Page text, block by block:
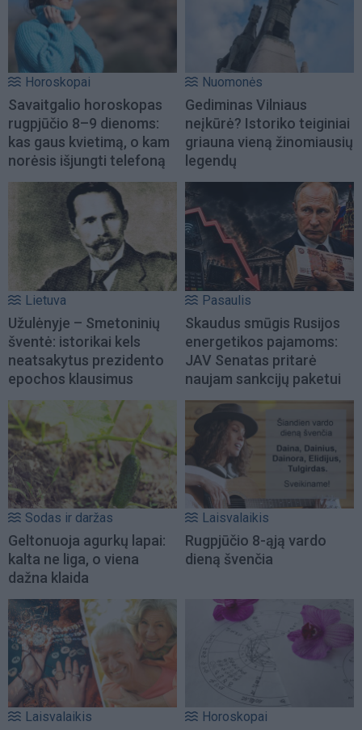
Horoskopai
Savaitgalio horoskopas
rugpjūčio 8–9 dienoms:
kas gaus kvietimą, o kam
norėsis išjungti telefoną
Nuomonės
Gediminas Vilniaus
neįkūrė? Istoriko teiginiai
griauna vieną žinomiausių
legendų
Lietuva
Užulėnyje – Smetoninių
šventė: istorikai kels
neatsakytus prezidento
epochos klausimus
Pasaulis
Skaudus smūgis Rusijos
energetikos pajamoms:
JAV Senatas pritarė
naujam sankcijų paketui
Sodas ir daržas
Geltonuoja agurkų lapai:
kalta ne liga, o viena
dažna klaida
Laisvalaikis
Rugpjūčio 8-ąją vardo
dieną švenčia
Laisvalaikis Horoskopai